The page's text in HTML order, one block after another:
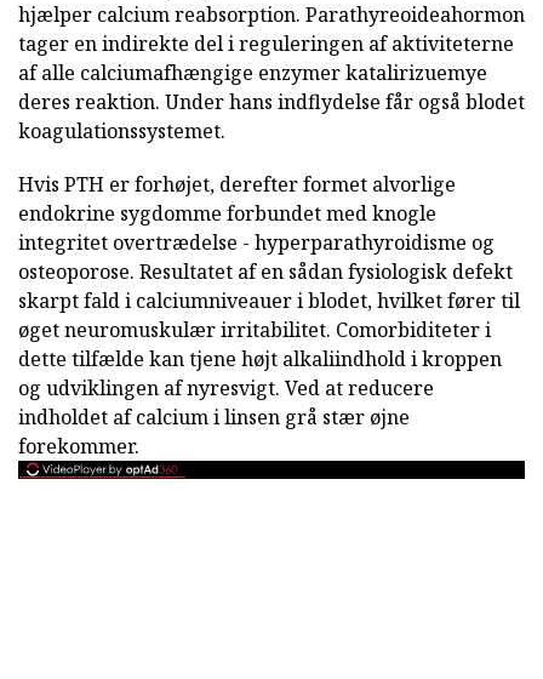
hjælper calcium reabsorption. Parathyreoideahormon
tager en indirekte del i reguleringen af aktiviteterne
af alle calciumafhængige enzymer katalirizuemye
deres reaktion. Under hans indflydelse får også blodet
koagulationssystemet.
Hvis PTH er forhøjet, derefter formet alvorlige
endokrine sygdomme forbundet med knogle
integritet overtrædelse - hyperparathyroidisme og
osteoporose. Resultatet af en sådan fysiologisk defekt
skarpt fald i calciumniveauer i blodet, hvilket fører til
øget neuromuskulær irritabilitet. Comorbiditeter i
dette tilfælde kan tjene højt alkaliindhold i kroppen
og udviklingen af nyresvigt. Ved at reducere
indholdet af calcium i linsen grå stær øjne
forekommer.